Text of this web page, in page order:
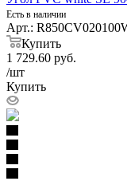
Есть в наличии
Арт.:
Купить
1 729.60 руб.
/шт
Купить